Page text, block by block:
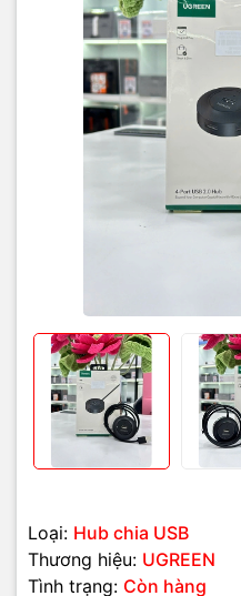
Loại: Hub chia USB
Thương hiệu: UGREEN
Tình trạng: Còn hàng
Theo chính